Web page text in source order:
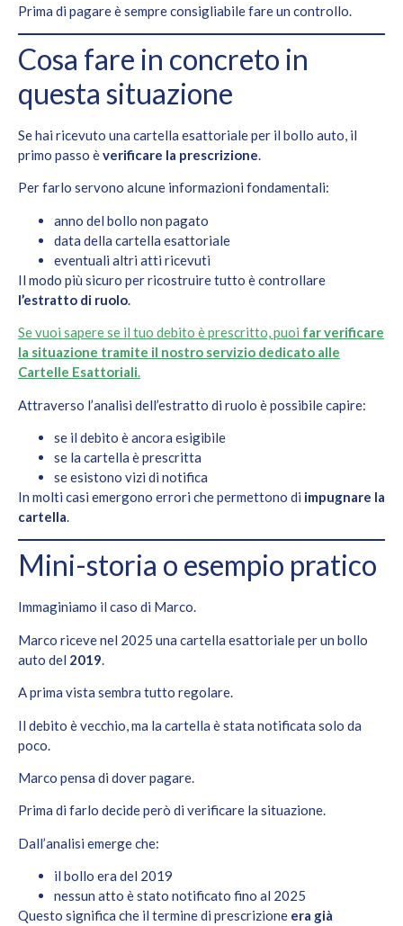
Prima di pagare è sempre consigliabile fare un controllo.
Cosa fare in concreto in
questa situazione
Se hai ricevuto una cartella esattoriale per il bollo auto, il
primo passo èverificare la prescrizione.
Per farlo servono alcune informazioni fondamentali:
anno del bollo non pagato
data della cartella esattoriale
eventuali altri atti ricevuti
Il modo più sicuro per ricostruire tutto è controllare
l’estratto di ruolo.
Se vuoi sapere se il tuo debito è prescritto, puoi far verificare
la situazione tramite il nostro servizio dedicato alle
Cartelle Esattoriali.
Attraverso l’analisi dell’estratto di ruolo è possibile capire:
se il debito è ancora esigibile
se la cartella è prescritta
se esistono vizi di notifica
In molti casi emergono errori che permettono di impugnare la
cartella.
Mini-storia o esempio pratico
Immaginiamo il caso di Marco.
Marco riceve nel 2025 una cartella esattoriale per un bollo
auto del 2019.
A prima vista sembra tutto regolare.
Il debito è vecchio, ma la cartella è stata notificata solo da
poco.
Marco pensa di dover pagare.
Prima di farlo decide però di verificare la situazione.
Dall’analisi emerge che:
il bollo era del 2019
nessun atto è stato notificato fino al 2025
Questo significa che il termine di prescrizione era già